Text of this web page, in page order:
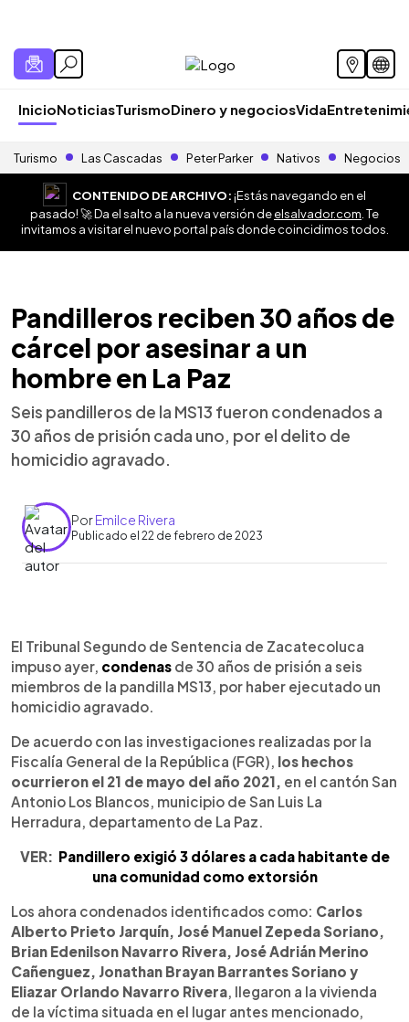
InicioNoticiasTurismoDinero y negociosVida
Turismo Las Cascadas Peter Parker Nativos Negocios
CONTENIDO DE ARCHIVO:¡Estás navegando en el
pasado! 🚀 Da el salto a la nueva versión deelsalvador.com . Te
invitamos a visitar el nuevo portal país donde coincidimos todos.
Pandilleros reciben 30 años de
cárcel por asesinar a un
hombre en La Paz
Seis pandilleros de la MS13 fueron condenados a
30 años de prisión cada uno, por el delito de
homicidio agravado.
PorEmilce Rivera
Publicado el 22 de febrero de 2023
Escuchar artículo
El Tribunal Segundo de Sentencia de Zacatecoluca
impuso ayer, condenas de 30 años de prisión a seis
miembros de la pandilla MS13, por haber ejecutado un
homicidio agravado.
De acuerdo con las investigaciones realizadas por la
Fiscalía General de la República (FGR), los hechos
ocurrieron el 21 de mayo del año 2021, en el cantón San
Antonio Los Blancos, municipio de San Luis La
Herradura, departamento de La Paz.
VER: Pandillero exigió 3 dólares a cada habitante de
una comunidad como extorsión
Los ahora condenados identificados como: Carlos
Alberto Prieto Jarquín, José Manuel Zepeda Soriano,
Brian Edenilson Navarro Rivera, José Adrián Merino
Cañenguez, Jonathan Brayan Barrantes Soriano y
Eliazar Orlando Navarro Rivera, llegaron a la vivienda
de la víctima situada en el lugar antes mencionado,